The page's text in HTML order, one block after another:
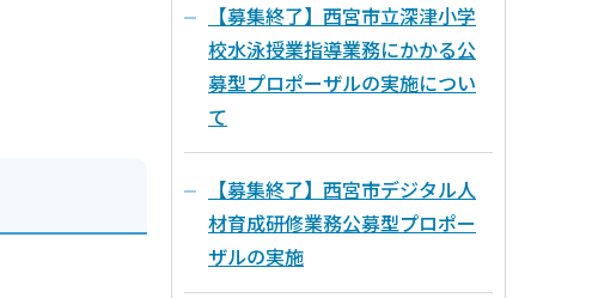
【募集終了】西宮市立深津小学
校水泳授業指導業務にかかる公
募型プロポーザルの実施につい
て
【募集終了】西宮市デジタル人
材育成研修業務公募型プロポー
ザルの実施